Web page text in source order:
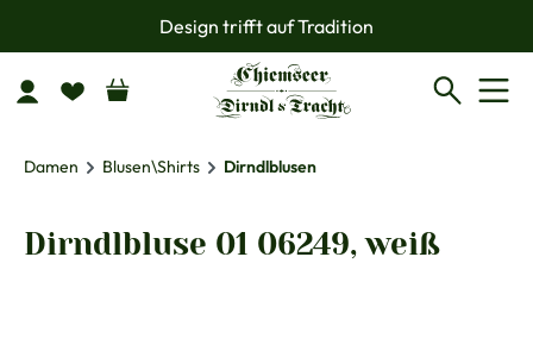
Zum Hauptinhalt springenDesign trifft auf Tradition
Damen Blusen\Shirts Dirndlblusen
Dirndlbluse 01 06249, weiß